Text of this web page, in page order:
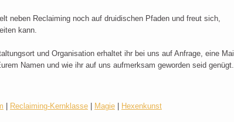
neben Reclaiming noch auf druidischen Pfaden und freut sich,
kann.
und Organisation erhaltet ihr bei uns auf Anfrage, eine Mail
Namen und wie ihr auf uns aufmerksam geworden seid genügt.
Reclaiming-Kernklasse Magie Hexenkunst